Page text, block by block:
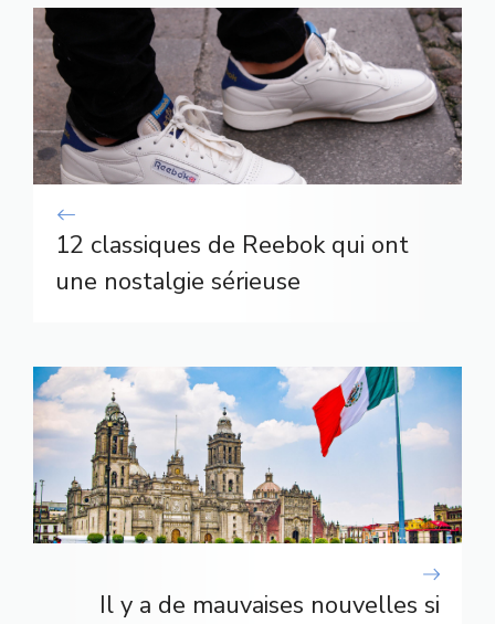
12 classiques de Reebok qui ont
une nostalgie sérieuse
Il y a de mauvaises nouvelles si